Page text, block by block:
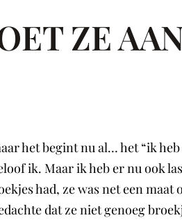
ZE
het begint nu al… het “ik
ik. Maar ik heb er nu ook
had, ze was net een
dat ze niet genoeg